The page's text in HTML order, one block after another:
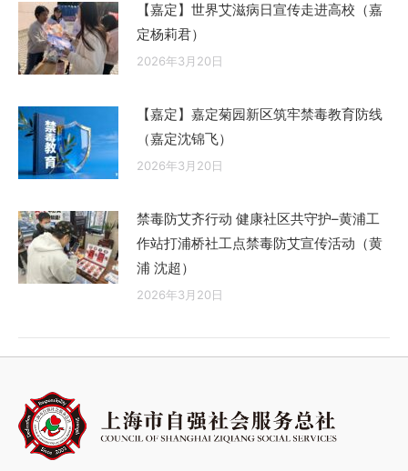
【嘉定】世界艾滋病日宣传走进高校（嘉
定杨莉君）
2026年3月20日
【嘉定】嘉定菊园新区筑牢禁毒教育防线
（嘉定沈锦飞）
2026年3月20日
禁毒防艾齐行动 健康社区共守护–黄浦工
作站打浦桥社工点禁毒防艾宣传活动（黄
浦 沈超）
2026年3月20日